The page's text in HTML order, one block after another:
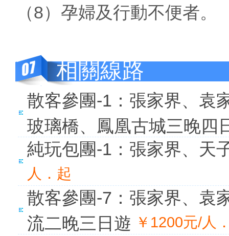
（8）孕婦及行動不便者。
相關線路
散客參團-1：張家界、袁
玻璃橋、鳳凰古城三晚四
純玩包團-1：張家界、天
人．起
散客參團-7：張家界、袁
流二晚三日遊 ￥1200元/人